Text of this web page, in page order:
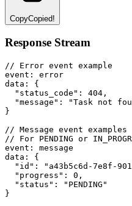
CopyCopied!
Response Stream
// Error event example
event :
error
data :
{
"status_code" : 404 ,
"message" :
"Task not
}
// Message event
// For PENDING or
event :
message
data :
{
"id" : "a43b5c6d-7e8f-
"progress" : 0 ,
"status" :
"PENDING"
}